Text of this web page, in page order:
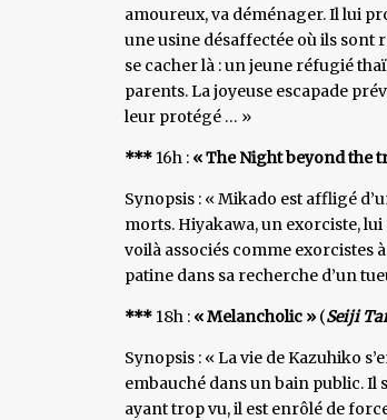
amoureux, va déménager. Il lui
une usine désaffectée où ils sont
se cacher là : un jeune réfugié
parents. La joyeuse escapade
leur protégé … »
*** 16h : « The Night beyond the
Synopsis : « Mikado est affligé
morts. Hiyakawa, un exorciste, lui
voilà associés comme exorcistes
patine dans sa recherche d’un
*** 18h : « Melancholic » (Seiji
Synopsis : « La vie de Kazuhiko
embauché dans un bain public. Il
ayant trop vu, il est enrôlé de